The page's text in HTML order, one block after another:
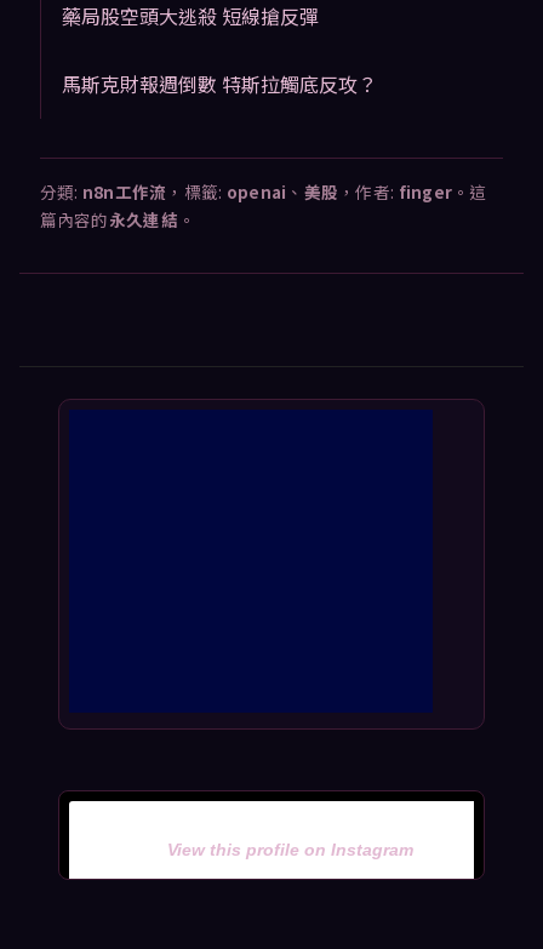
藥局股空頭大逃殺 短線搶反彈
馬斯克財報週倒數 特斯拉觸底反攻？
分類: n8n工作流 ，標籤: openai 、 美股 ，作者: finger 。這
篇內容的永久連結 。
View this profile on Instagram